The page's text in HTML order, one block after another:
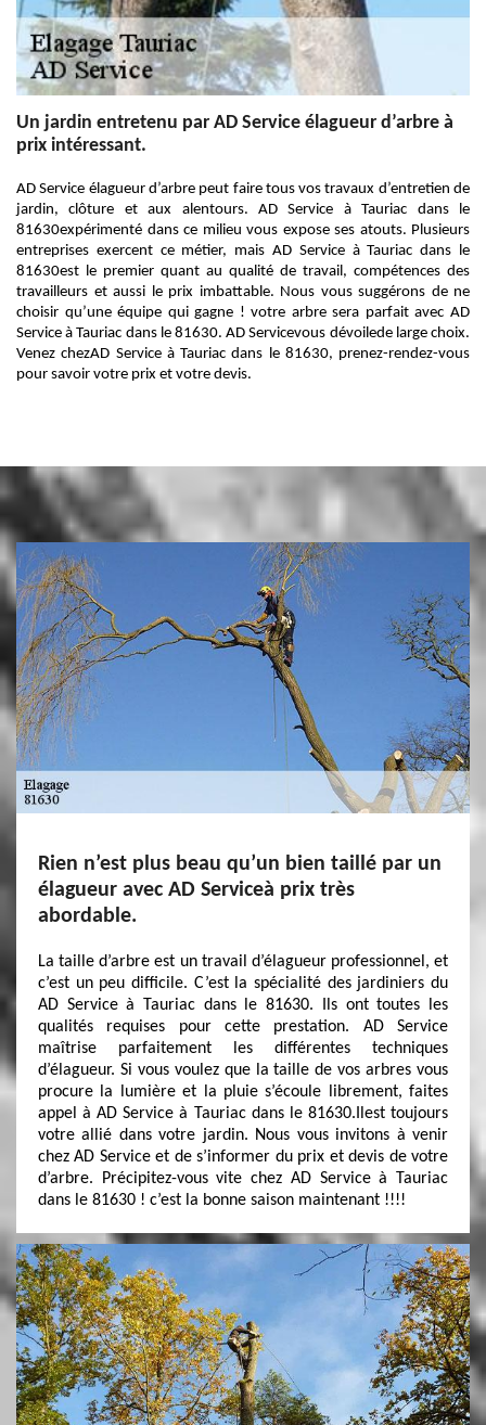
Un jardin entretenu par AD Service élagueur d’arbre à
prix intéressant.
AD Service élagueur d’arbre peut faire tous vos travaux d’entretien de
jardin, clôture et aux alentours. AD Service à Tauriac dans le
81630expérimenté dans ce milieu vous expose ses atouts. Plusieurs
entreprises exercent ce métier, mais AD Service à Tauriac dans le
81630est le premier quant au qualité de travail, compétences des
travailleurs et aussi le prix imbattable. Nous vous suggérons de ne
choisir qu’une équipe qui gagne ! votre arbre sera parfait avec AD
Service à Tauriac dans le 81630. AD Servicevous dévoilede large choix.
Venez chezAD Service à Tauriac dans le 81630, prenez-rendez-vous
pour savoir votre prix et votre devis.
Rien n’est plus beau qu’un bien taillé par un
élagueur avec AD Serviceà prix très
abordable.
La taille d’arbre est un travail d’élagueur professionnel, et
c’est un peu difficile. C’est la spécialité des jardiniers du
AD Service à Tauriac dans le 81630. Ils ont toutes les
qualités requises pour cette prestation. AD Service
maîtrise parfaitement les différentes techniques
d’élagueur. Si vous voulez que la taille de vos arbres vous
procure la lumière et la pluie s’écoule librement, faites
appel à AD Service à Tauriac dans le 81630.Ilest toujours
votre allié dans votre jardin. Nous vous invitons à venir
chez AD Service et de s’informer du prix et devis de votre
d’arbre. Précipitez-vous vite chez AD Service à Tauriac
dans le 81630 ! c’est la bonne saison maintenant !!!!